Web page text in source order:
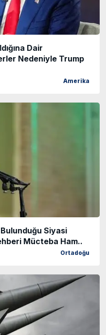
Dair
Nedeniyle Trump
Amerika
Siyasi
Mücteba Ham..
Ortadoğu